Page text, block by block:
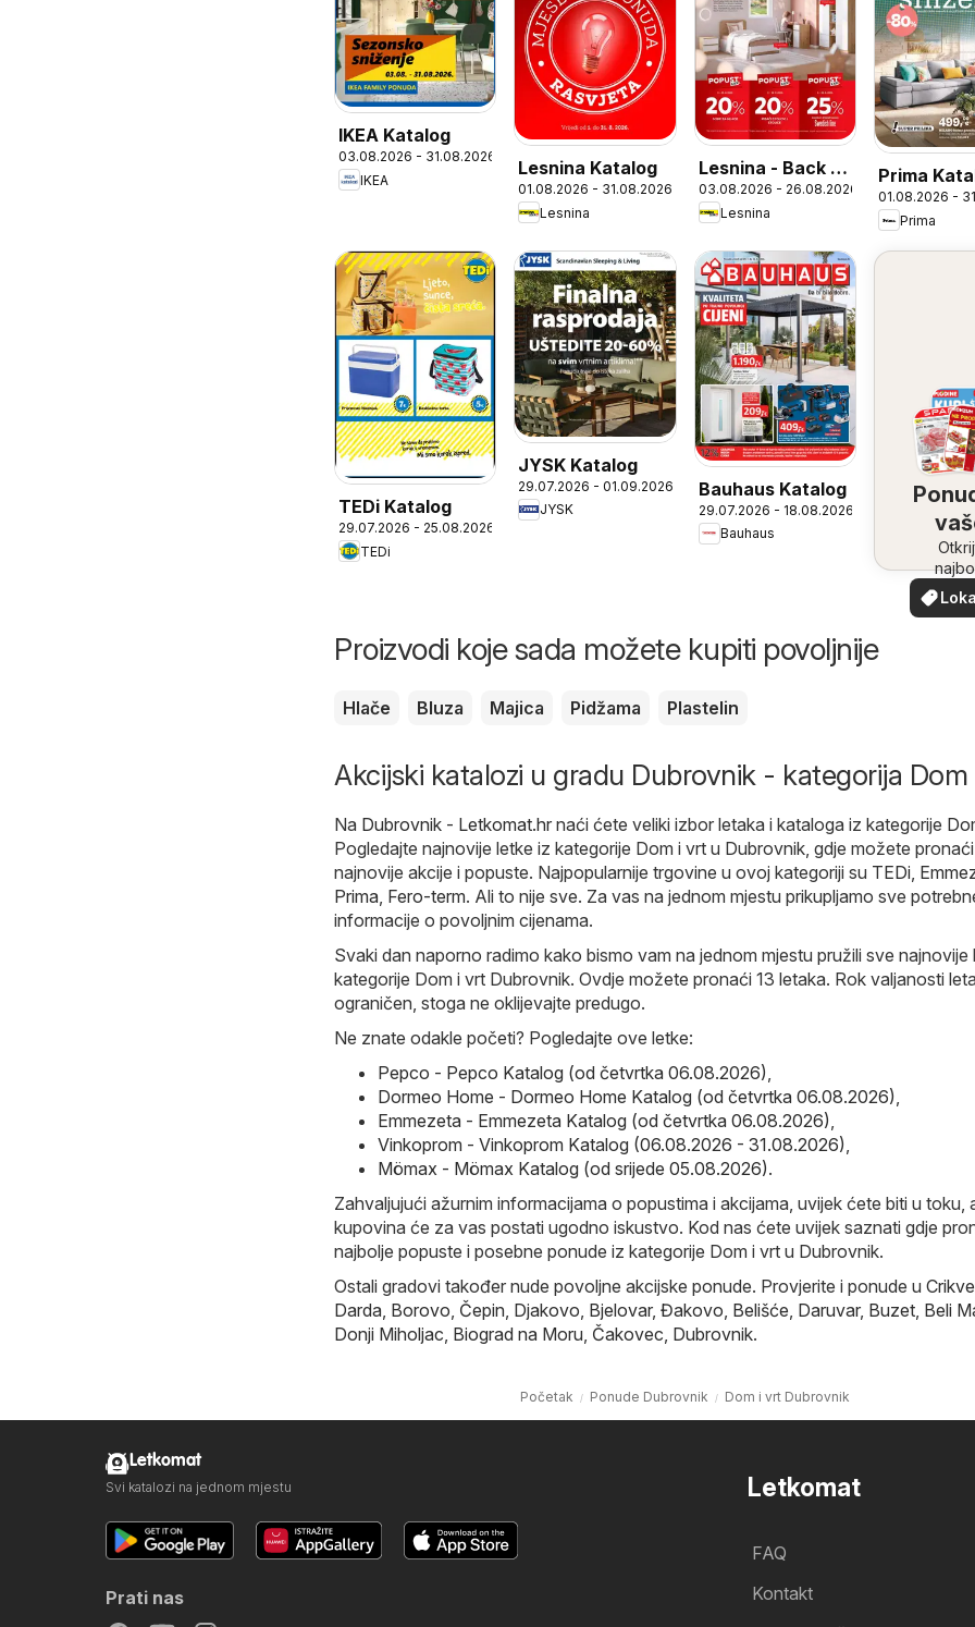
IKEA Katalog
03.08.2026 - 31.08.2026
IKEA
Lesnina Katalog
01.08.2026 - 31.08.2026
Lesnina
Lesnina - Back 2
school!
03.08.2026 - 26.08.2026
Lesnina
Prima
01.08.2026 -
Prima
TEDi Katalog
29.07.2026 - 25.08.2026
TEDi
JYSK Katalog
29.07.2026 - 01.09.2026
JYSK
Bauhaus Katalog
29.07.2026 - 18.08.2026
Bauhaus
vašoj
Proizvodi koje sada možete kupiti povoljnije
Hlače Bluza Majica Pidžama Plastelin
Akcijski katalozi u gradu Dubrovnik - kategorija Dom
Na Dubrovnik - Letkomat.hr naći ćete veliki izbor letaka i kataloga iz kategorije
Pogledajte najnovije letke iz kategorije Dom i vrt u Dubrovnik, gdje možete pronaći
najnovije akcije i popuste. Najpopularnije trgovine u ovoj kategoriji su TEDi,
Prima, Fero-term. Ali to nije sve. Za vas na jednom mjestu prikupljamo sve
informacije o povoljnim cijenama.
Svaki dan naporno radimo kako bismo vam na jednom mjestu pružili sve najnovije
kategorije Dom i vrt Dubrovnik. Ovdje možete pronaći 13 letaka. Rok valjanosti
ograničen, stoga ne oklijevajte predugo.
Ne znate odakle početi? Pogledajte ove letke:
Pepco - Pepco Katalog (od četvrtka 06.08.2026),
Dormeo Home - Dormeo Home Katalog (od četvrtka 06.08.2026),
Emmezeta - Emmezeta Katalog (od četvrtka 06.08.2026),
Vinkoprom - Vinkoprom Katalog (06.08.2026 - 31.08.2026),
Mömax - Mömax Katalog (od srijede 05.08.2026).
Zahvaljujući ažurnim informacijama o popustima i akcijama, uvijek ćete biti u toku,
kupovina će za vas postati ugodno iskustvo. Kod nas ćete uvijek saznati gdje
najbolje popuste i posebne ponude iz kategorije Dom i vrt u Dubrovnik.
Ostali gradovi također nude povoljne akcijske ponude. Provjerite i ponude u
Darda, Borovo, Čepin, Djakovo, Bjelovar, Đakovo, Belišće, Daruvar, Buzet, Beli
Donji Miholjac, Biograd na Moru, Čakovec, Dubrovnik.
Početak Ponude Dubrovnik Dom i vrt Dubrovnik
Letkomat
FAQ
Kontakt
Letkomat
Svi katalozi na jednom mjestu
Prati nas